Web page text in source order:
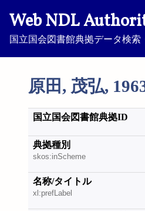
Web NDL
国立国会図書館典拠データ検索
原田, 茂弘,
国立国会図書館典拠ID
典拠種別
skos:inScheme
名称/タイトル
xl:prefLabel